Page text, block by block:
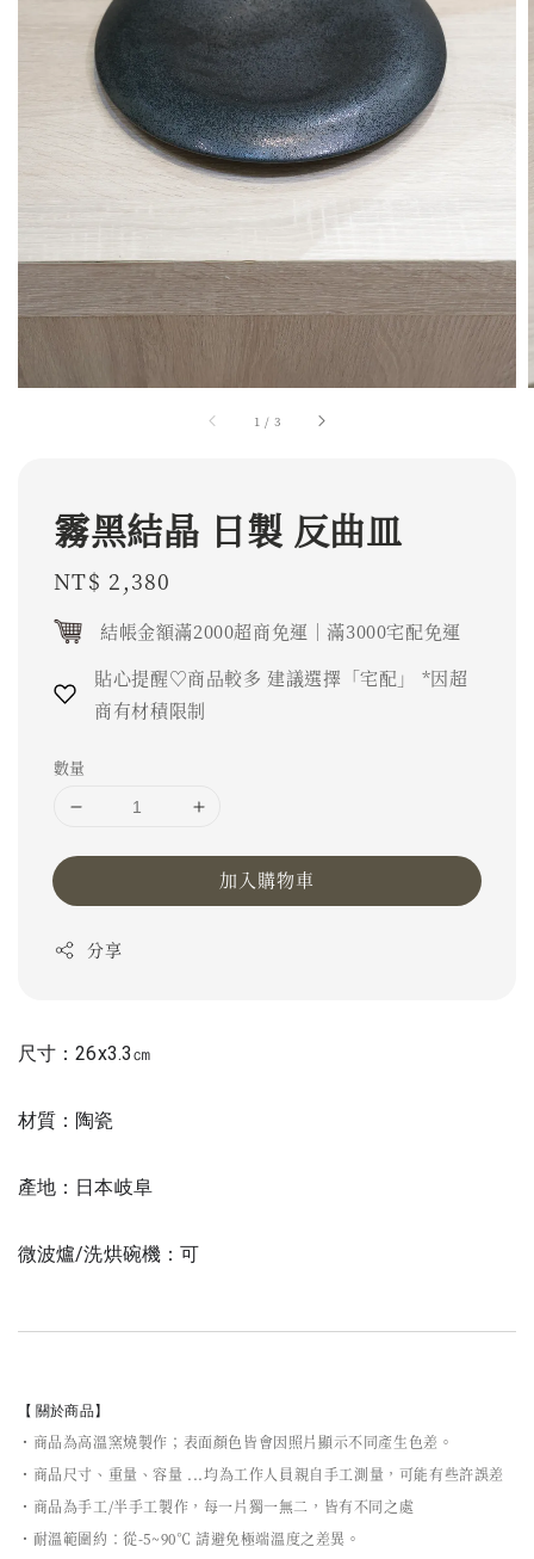
1 / 3
霧黑結晶 日製 反曲皿
Regular
price
NT$ 2,380
結帳金額滿2000超商免運｜滿3000宅配免運
貼心提醒♡商品較多 建議選擇「宅配」 *因超
商有材積限制
數量
加入購物車
分享
尺寸：26x3.3㎝
材質：陶瓷
產地：日本岐阜
微波爐/洗烘碗機：可
【 關於商品】
・商品為高溫窯燒製作；表面顏色皆會因照片顯示不同產生色差。
・商品尺寸、重量、容量 ...均為工作人員親自手工測量，可能有些許誤差
・商品為手工/半手工製作，每一片獨一無二，皆有不同之處
・耐溫範圍約：從-5~90℃ 請避免極端溫度之差異。